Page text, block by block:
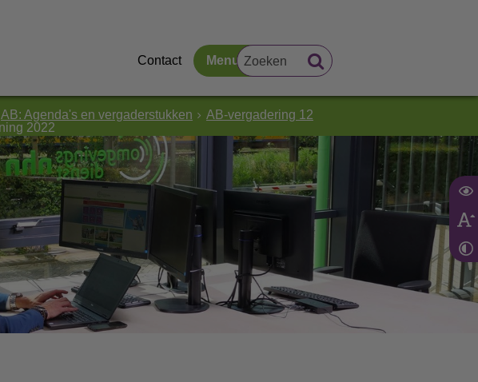
Contact Menu
AB: Agenda's en vergaderstukken
AB-vergadering 12
2022